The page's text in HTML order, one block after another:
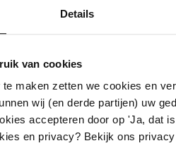
Details
van cookies
maken zetten we cookies en
wij (en derde partijen) uw
accepteren door op 'Ja, dat
en privacy? Bekijk ons
begraafboeken Enkhuizen,